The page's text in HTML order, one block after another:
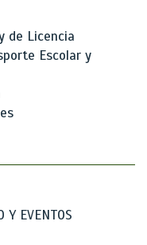
de Licencia
Escolar y
Y EVENTOS